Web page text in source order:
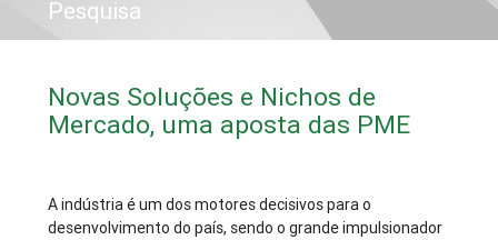
Pesquisa
Novas Soluções e Nichos de
Mercado, uma aposta das PME
A indústria é um dos motores decisivos para o
desenvolvimento do país, sendo o grande impulsionador